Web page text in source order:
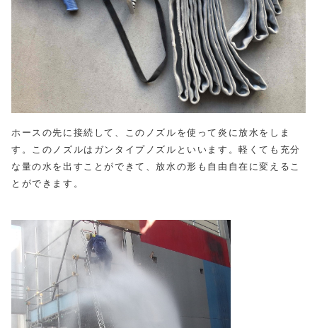
ホースの先に接続して、このノズルを使って炎に放水をしま
す。このノズルはガンタイプノズルといいます。軽くても充分
な量の水を出すことができて、放水の形も自由自在に変えるこ
とができます。